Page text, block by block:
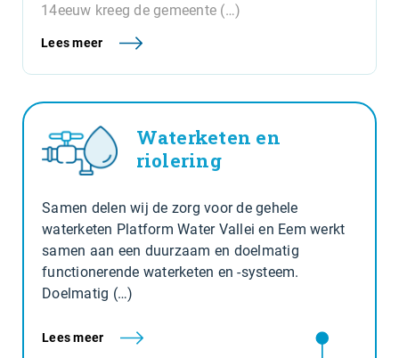
14eeuw kreeg de gemeente (…)
Lees meer
Waterketen en
riolering
Samen delen wij de zorg voor de gehele
waterketen Platform Water Vallei en Eem werkt
samen aan een duurzaam en doelmatig
functionerende waterketen en -systeem.
Doelmatig (…)
Lees meer